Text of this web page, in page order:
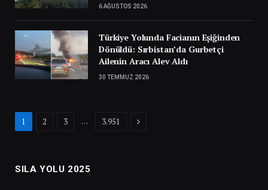
6 AĞUSTOS 2026
Türkiye Yolunda Facianın Eşiğinden
Dönüldü: Sırbistan’da Gurbetçi
Ailenin Aracı Alev Aldı
30 TEMMUZ 2026
1 2 3 … 3.951 Next
SILA YOLU 2025